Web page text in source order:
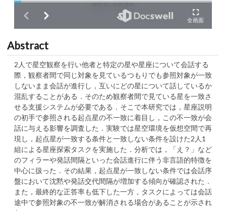
Abstract
2人で星空観察を行い他者と特定の星や星座について会話する
際，観察者間で同じ対象を見ているつもりでも参照対象が一致
しないまま会話が進行し，互いにどの星について話しているか
混乱することがある．そのため観察者間で見ている星を一致さ
せる支援システムが必要である．そこで本研究では，星座説明
の初手で参照される起点星の不一致に着目し，この不一致が会
話に与える影響を調査した．実験では星空環境を仮想空間で再
現し，起点星が一致する条件と一致しない条件を設けた2人1
組による星座探索タスクを実施した．分析では，「え？」など
のフィラーや発話間隔といった会話進行に伴う非言語的特徴を
中心に扱った．その結果，起点星が一致しない条件では会話序
盤において沈黙や発話交代間隔が増加する傾向が確認された．
また，最終的な正答率も低下した一方，タスクによっては会話
途中で参照対象の不一致が解消される場合があることが示され